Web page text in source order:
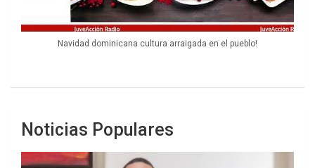
Navidad dominicana cultura arraigada en el pueblo!
Noticias Populares